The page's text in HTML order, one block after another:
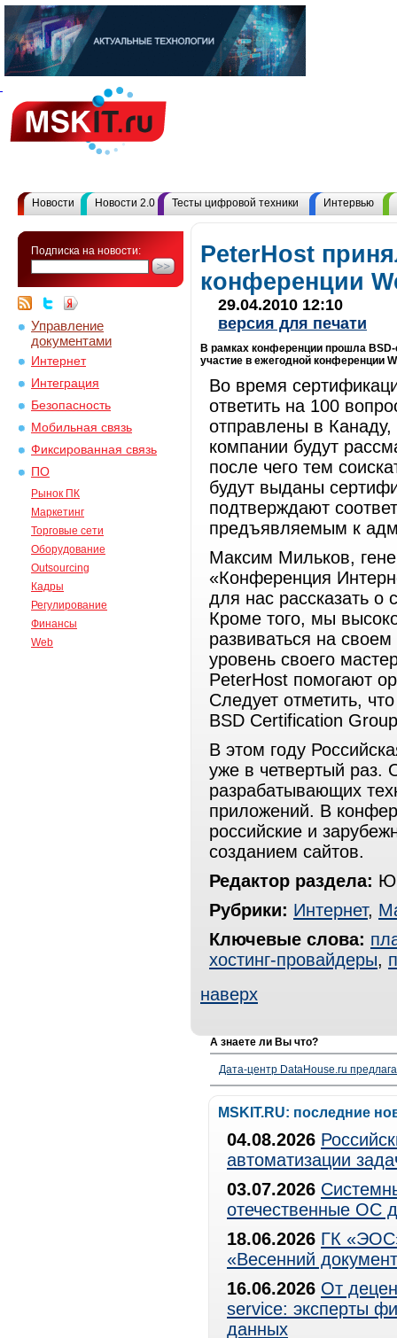
Новости Новости 2.0 Тесты цифровой техники Интервью
Подписка на новости:
Управление
документами
Интернет
Интеграция
Безопасность
Мобильная связь
Фиксированная связь
ПО
Рынок ПК
Маркетинг
Торговые сети
Оборудование
Outsourcing
Кадры
Регулирование
Финансы
Web
PeterHost
конференции
29.04.2010 12:10
версия для печати
В рамках конференции прошла
участие в ежегодной конференции
Во время
ответить на 100
отправлены в
компании будут
после чего тем
будут выданы
подтверждают
предъявляемым к
Максим Мильков,
«Конференция
для нас рассказать о
Кроме того, мы
развиваться на
уровень своего
PeterHost помогают
Следует отметить,
BSD Certification
В этом году
уже в четвертый раз.
разрабатывающих
приложений. В
российские и
созданием сайтов.
Редактор раздела:
Рубрики: Интернет,
Ключевые слова:
хостинг-провайдеры,
наверх
А знаете ли Вы что?
Дата-центр DataHouse.ru
MSKIT.RU: последние
04.08.2026
автоматизации
03.07.2026
отечественные ОС
18.06.2026 ГК
«Весенний
16.06.2026 От
service: эксперты
данных